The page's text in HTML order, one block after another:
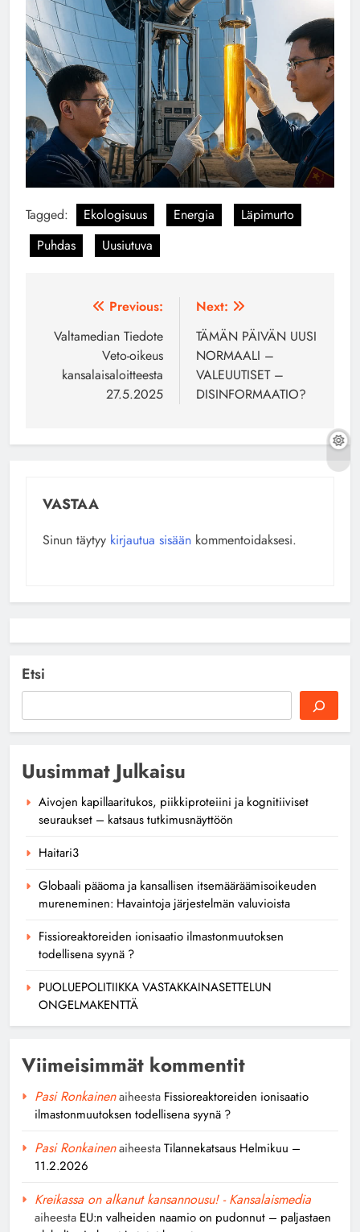
Tagged: Ekologisuus Energia
Läpimurto
Puhdas
Uusiutuva
Artikkelien
selaus
Previous:
Valtamedian Tiedote
Veto-oikeus
kansalaisaloitteesta
27.5.2025
Next:
TÄMÄN PÄIVÄN UUSI
NORMAALI –
VALEUUTISET –
DISINFORMAATIO?
VASTAA
Sinun täytyy kirjautua sisään kommentoidaksesi.
Etsi
Uusimmat Julkaisu
Aivojen kapillaaritukos, piikkiproteiini ja kognitiiviset
seuraukset – katsaus tutkimusnäyttöön
Haitari3
Globaali pääoma ja kansallisen itsemääräämisoikeuden
mureneminen: Havaintoja järjestelmän valuvioista
Fissioreaktoreiden ionisaatio ilmastonmuutoksen
todellisena syynä ?
PUOLUEPOLITIIKKA VASTAKKAINASETTELUN
ONGELMAKENTTÄ
Viimeisimmät kommentit
Pasi Ronkainenaiheesta Fissioreaktoreiden ionisaatio
ilmastonmuutoksen todellisena syynä ?
Pasi RonkainenaiheestaTilannekatsaus Helmikuu –
11.2.2026
Kreikassa on alkanut kansannousu! - Kansalaismedia
aiheesta EU:n valheiden naamio on pudonnut – paljastaen